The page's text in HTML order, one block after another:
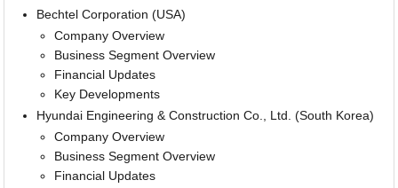
Bechtel Corporation (USA)
Company Overview
Business Segment Overview
Financial Updates
Key Developments
Hyundai Engineering & Construction Co., Ltd. (South Korea)
Company Overview
Business Segment Overview
Financial Updates